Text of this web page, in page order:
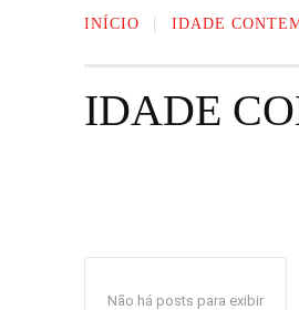
INÍCIO IDADE
IDADE
Não há posts para exibir